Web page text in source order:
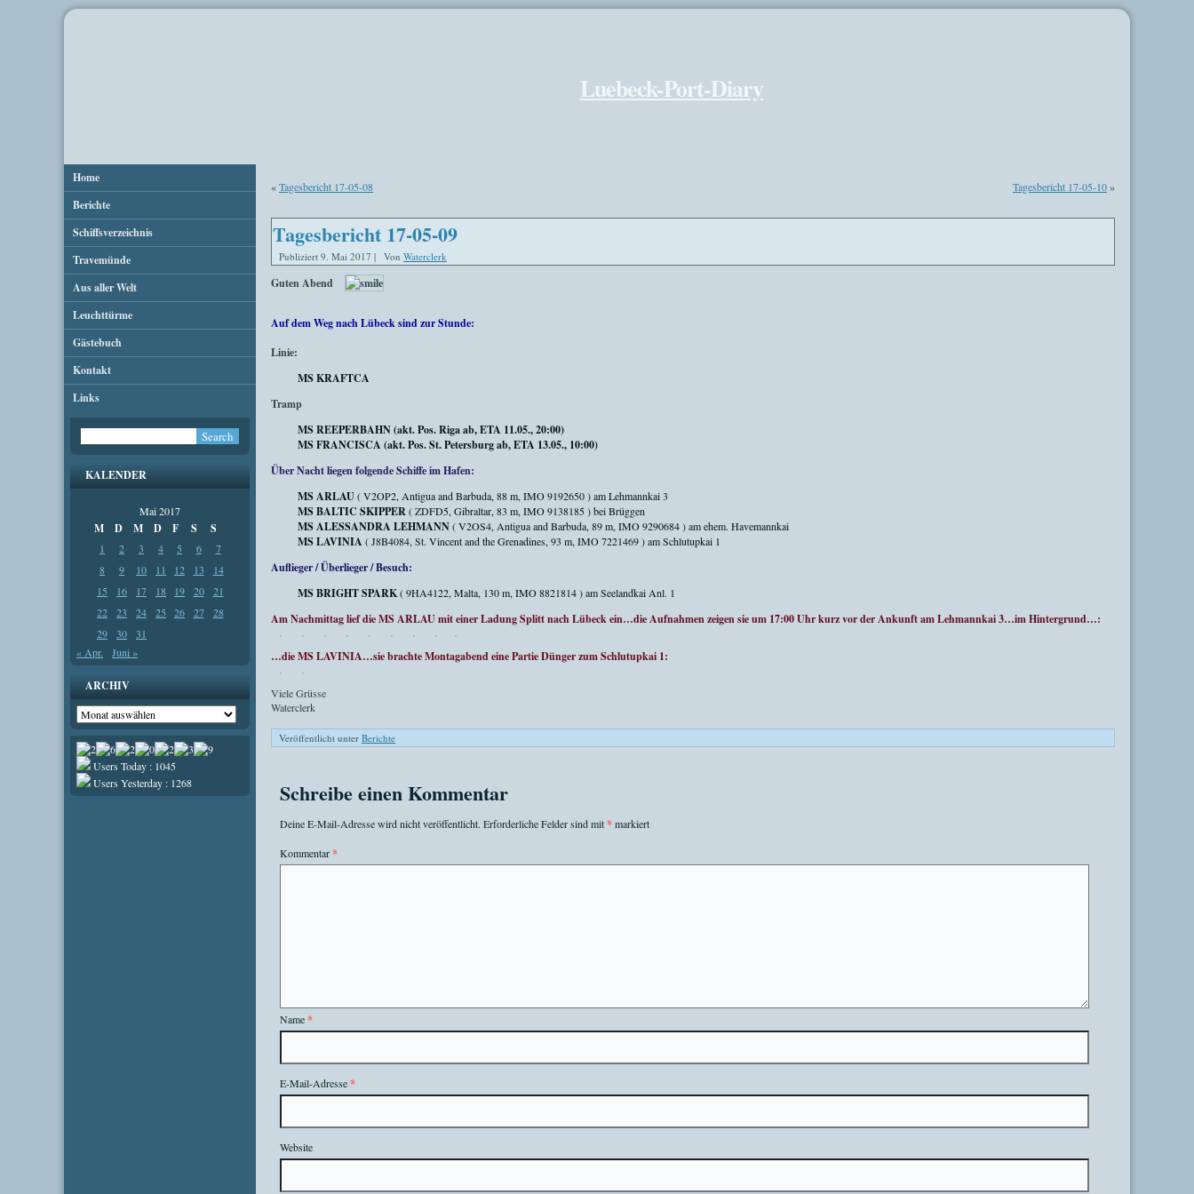
Luebeck-Port-Diary
Home
Berichte
Schiffsverzeichnis
Travemünde
Aus aller Welt
Leuchttürme
Gästebuch
Kontakt
Links
KALENDER
Mai 2017
M D M D F S S
1 2 3 4 5 6
7
8
9 10 11 12 13
14
15
16 17 18 19 20
21
22
23 24 25 26 27
28
29
30
31
« Apr.
Juni »
ARCHIV
Archiv
Users Today : 1045
Users Yesterday : 1268
«Tagesbericht 17-05-08 Tagesbericht 17-05-10»
Tagesbericht 17-05-09
Publiziert 9. Mai 2017 | Von Waterclerk
Guten Abend
Auf dem Weg nach Lübeck sind zur Stunde:
Linie:
MS KRAFTCA
Tramp
MS REEPERBAHN (akt. Pos. Riga ab, ETA 11.05., 20:00)
MS FRANCISCA (akt. Pos. St. Petersburg ab, ETA 13.05., 10:00)
Über Nacht liegen folgende Schiffe im Hafen:
MS ARLAU( V2OP2, Antigua and Barbuda, 88 m, IMO 9192650 ) am Lehmannkai 3
MS BALTIC SKIPPER( ZDFD5, Gibraltar, 83 m, IMO 9138185 ) bei Brüggen
MS ALESSANDRA LEHMANN( V2OS4, Antigua and Barbuda, 89 m, IMO 9290684 ) am ehem. Havemannkai
MS LAVINIA ( J8B4084, St. Vincent and the Grenadines, 93 m, IMO 7221469 ) am Schlutupkai 1
Auflieger / Überlieger / Besuch:
MS BRIGHT SPARK( 9HA4122, Malta, 130 m, IMO 8821814 ) am Seelandkai Anl. 1
Am Nachmittag lief die MS ARLAU mit einer Ladung Splitt nach Lübeck ein…die Aufnahmen zeigen sie um 17:00 Uhr kurz vor der Ankunft am Lehmannkai 3…im Hintergrund…:
…die MS LAVINIA…sie brachte Montagabend eine Partie Dünger zum Schlutupkai 1:
Viele Grüsse
Waterclerk
Veröffentlicht unter Berichte
Schreibe einen Kommentar
Deine E-Mail-Adresse wird nicht veröffentlicht. Erforderliche Felder sind mit*markiert
Kommentar*
Name*
E-Mail-Adresse*
Website